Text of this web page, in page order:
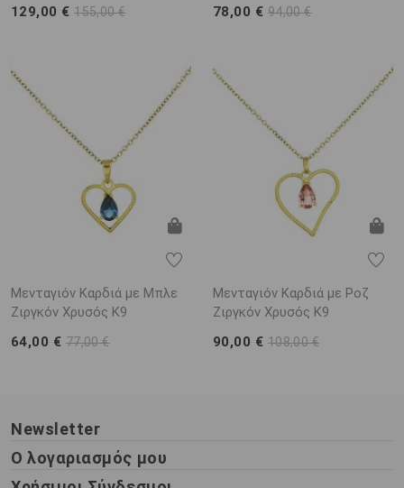
129,00 €155,00 €
78,00 € 94,00 €
Μενταγιόν Καρδιά με Μπλε
Ζιργκόν Χρυσός K9
64,00 € 77,00 €
Μενταγιόν Καρδιά με Ροζ
Ζιργκόν Χρυσός K9
90,00 € 108,00 €
Newsletter
Ο λογαριασμός μου